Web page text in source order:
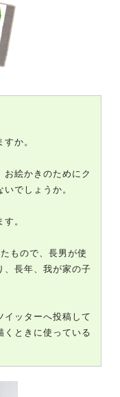
か。
絵かきのためにク
でしょうか。
。
もので、長男が使
、長年、我が家の子
イッターへ投稿して
くときに使っている